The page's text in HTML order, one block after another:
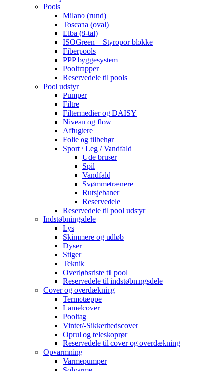
Pools
Milano (rund)
Toscana (oval)
Elba (8-tal)
ISOGreen – Styropor blokke
Fiberpools
PPP byggesystem
Pooltrapper
Reservedele til pools
Pool udstyr
Pumper
Filtre
Filtermedier og DAISY
Niveau og flow
Affugtere
Folie og tilbehør
Sport / Leg / Vandfald
Ude bruser
Spil
Vandfald
Svømmetrænere
Rutsjebaner
Reservedele
Reservedele til pool udstyr
Indstøbningsdele
Lys
Skimmere og udløb
Dyser
Stiger
Teknik
Overløbsriste til pool
Reservedele til indstøbningsdele
Cover og overdækning
Termotæppe
Lamelcover
Pooltag
Vinter/-Sikkerhedscover
Oprul og teleskoprør
Reservedele til cover og overdækning
Opvarmning
Varmepumper